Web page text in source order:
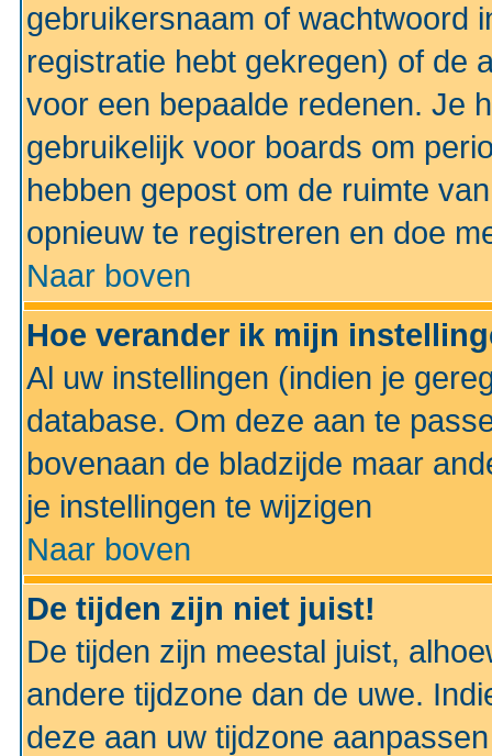
gebruikersnaam of wachtwoord
registratie hebt gekregen) of de
voor een bepaalde redenen. Je
gebruikelijk voor boards om
hebben gepost om de ruimte
opnieuw te registreren en doe
Naar boven
Hoe verander ik mijn
Al uw instellingen (indien je
database. Om deze aan te
bovenaan de bladzijde maar
je instellingen te wijzigen
Naar boven
De tijden zijn niet juist!
De tijden zijn meestal juist,
andere tijdzone dan de uwe.
deze aan uw tijdzone